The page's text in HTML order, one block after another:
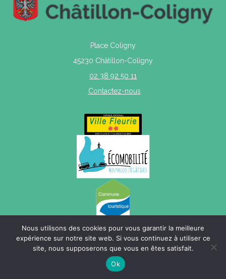
Place Coligny
45230 Châtillon-Coligny
02 38 92 50 11
Contactez-nous
Mentions légales| Politique de confidentialité | Plan du site
Nous utilisons des cookies pour vous garantir la meilleure
expérience sur notre site web. Si vous continuez à utiliser ce
site, nous supposerons que vous en êtes satisfait.
Ok